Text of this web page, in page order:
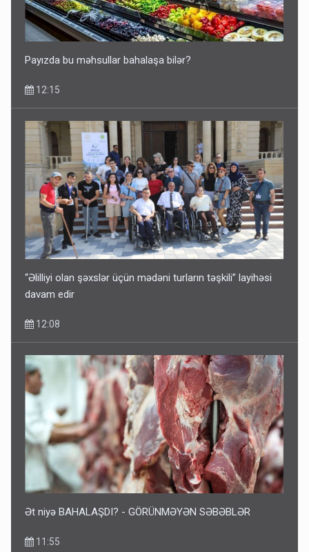
Payızda bu məhsullar bahalaşa bilər?
12:15
“Əlilliyi olan şəxslər üçün mədəni turların təşkili” layihəsi
davam edir
12:08
Ət niyə BAHALAŞDI? - GÖRÜNMƏYƏN SƏBƏBLƏR
11:55